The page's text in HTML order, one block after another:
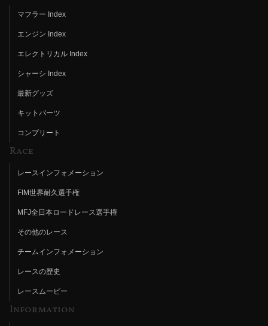
マフラー Index
エンジン Index
エレクトリカル Index
シャーシ Index
最新グッズ
キットパーツ
コンプリート
Race
レースインフォメーション
FIM世界耐久選手権
MFJ全日本ロードレース選手権
その他のレース
チームインフォメーション
レースの歴史
レースムービー
Information